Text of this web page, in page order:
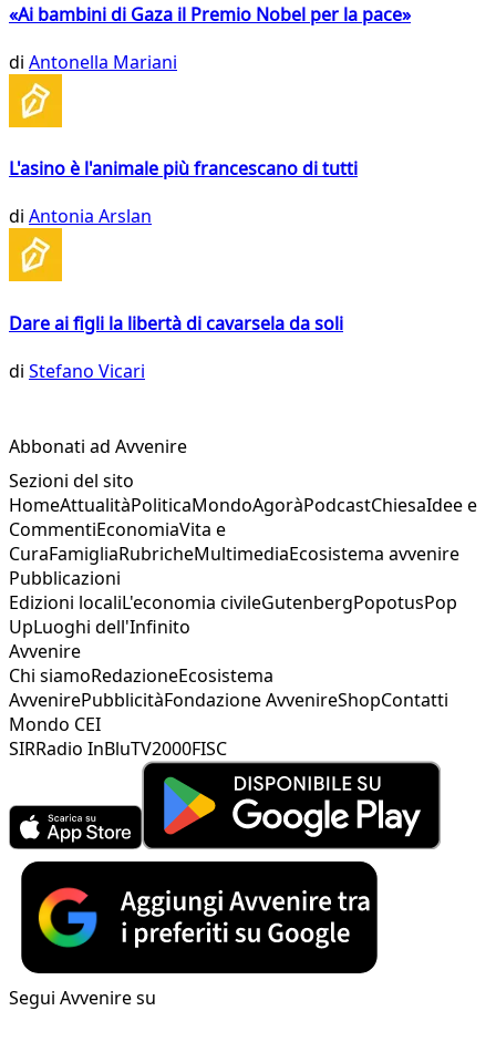
«Ai bambini di Gaza il Premio Nobel per la pace»
di Antonella Mariani
L'asino è l'animale più francescano di tutti
di Antonia Arslan
Dare ai figli la libertà di cavarsela da soli
di Stefano Vicari
Abbonati ad Avvenire
Sezioni del sito
HomeAttualitàPoliticaMondoAgoràPodcastChiesaIdee e
CommentiEconomiaVita e
CuraFamigliaRubricheMultimediaEcosistema avvenire
Pubblicazioni
Edizioni localiL'economia civileGutenbergPopotusPop
UpLuoghi dell'Infinito
Avvenire
Chi siamoRedazioneEcosistema
AvvenirePubblicitàFondazione AvvenireShopContatti
Mondo CEI
SIRRadio InBluTV2000FISC
Segui Avvenire su